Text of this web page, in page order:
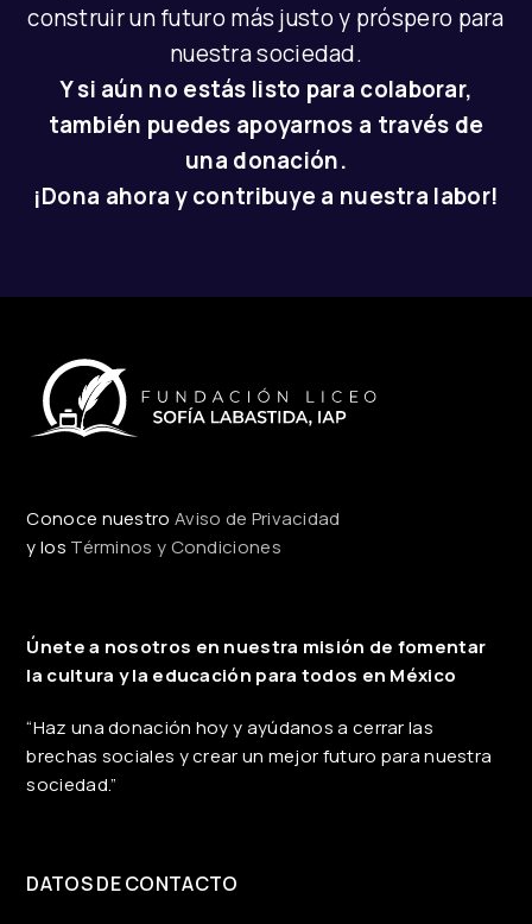
construir un futuro más justo y próspero para
nuestra sociedad.
Y si aún no estás listo para colaborar,
también puedes apoyarnos a través de
una donación.
¡Dona ahora y contribuye a nuestra labor!
Conoce nuestro Aviso de Privacidad
y los Términos y Condiciones
Únete a nosotros en nuestra misión de fomentar
la cultura y la educación para todos en México
“Haz una donación hoy y ayúdanos a cerrar las
brechas sociales y crear un mejor futuro para nuestra
sociedad.”
DATOS DE CONTACTO